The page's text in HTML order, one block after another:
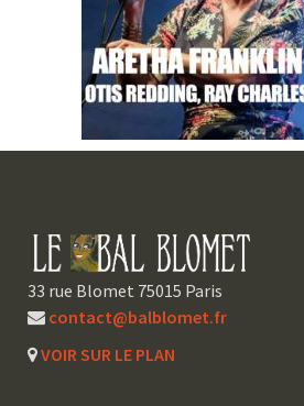
33 rue Blomet 75015 Paris
contact@balblomet.fr
VOIR SUR LE PLAN